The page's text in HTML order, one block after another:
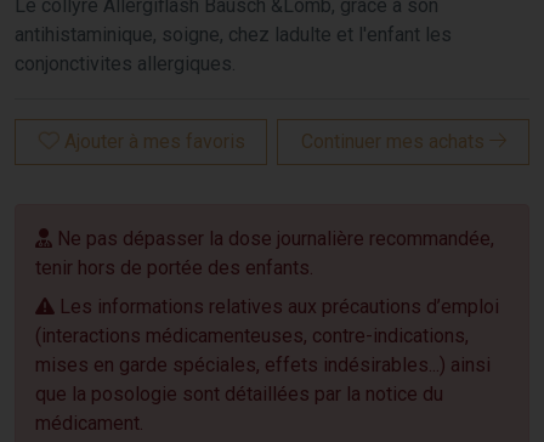
Le collyre Allergiflash Bausch &Lomb, grâce à son
antihistaminique, soigne, chez ladulte et l'enfant les
conjonctivites allergiques.
Ajouter à mes favoris Continuer mes achats
Ne pas dépasser la dose journalière recommandée,
tenir hors de portée des enfants.
Les informations relatives aux précautions d’emploi
(interactions médicamenteuses, contre-indications,
mises en garde spéciales, effets indésirables...) ainsi
que la posologie sont détaillées par la notice du
médicament.